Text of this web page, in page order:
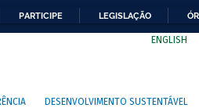
PARTICIPE LEGISLAÇÃO
ENGLISH
DESENVOLVIMENTO SUSTENTÁVEL